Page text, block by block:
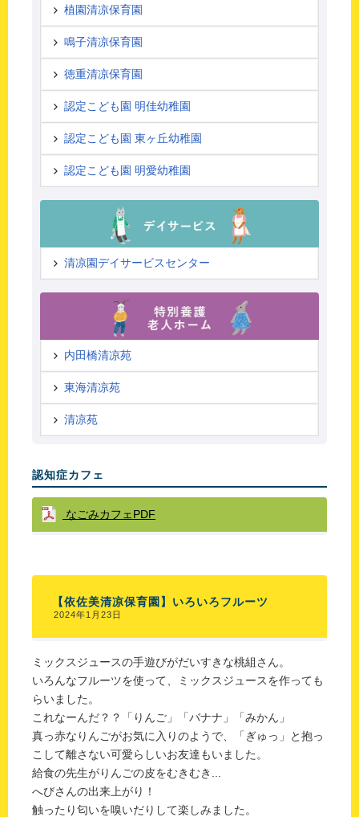
植園清凉保育園
鳴子清凉保育園
徳重清凉保育園
認定こども園 明佳幼稚園
認定こども園 東ヶ丘幼稚園
認定こども園 明愛幼稚園
清凉園デイサービスセンター
内田橋清凉苑
東海清凉苑
清凉苑
認知症カフェ
なごみカフェPDF
【依佐美清凉保育園】いろいろフルーツ
2024年1月23日
ミックスジュースの手遊びがだいすきな桃組さん。
いろんなフルーツを使って、ミックスジュースを作っても
らいました。
これなーんだ？？「りんご」「バナナ」「みかん」
真っ赤なりんごがお気に入りのようで、「ぎゅっ」と抱っ
こして離さない可愛らしいお友達もいました。
給食の先生がりんごの皮をむきむき...
へびさんの出来上がり！
触ったり匂いを嗅いだりして楽しみました。